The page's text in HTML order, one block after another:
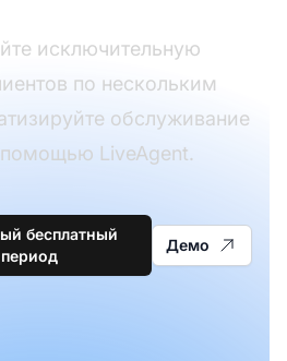
исключительную
по нескольким
обслуживание
помощью LiveAgent.
бесплатный
Демо